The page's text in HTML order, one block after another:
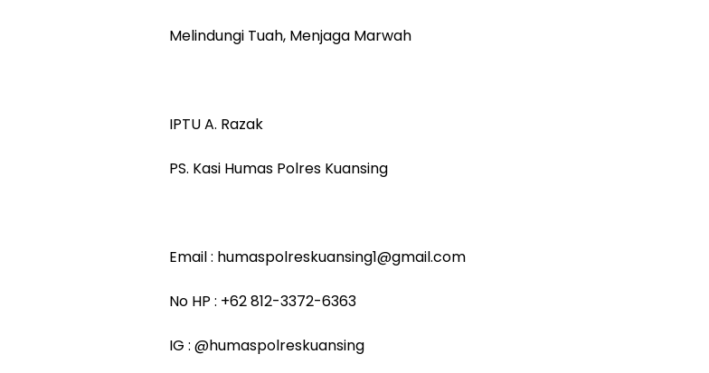
Melindungi Tuah, Menjaga Marwah
IPTU A. Razak
PS. Kasi Humas Polres Kuansing
Email : humaspolreskuansing1@gmail.com
No HP : +62 812-3372-6363
IG : @humaspolreskuansing